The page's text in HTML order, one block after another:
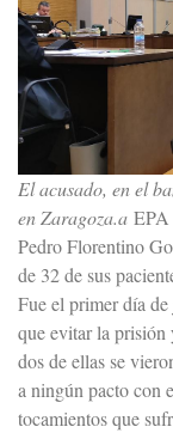
El acusado, en el
en Zaragoza.a EPA
Pedro Florentino
de 32 de sus
Fue el primer día
que evitar la prisión
dos de ellas se
a ningún pacto con
tocamientos que